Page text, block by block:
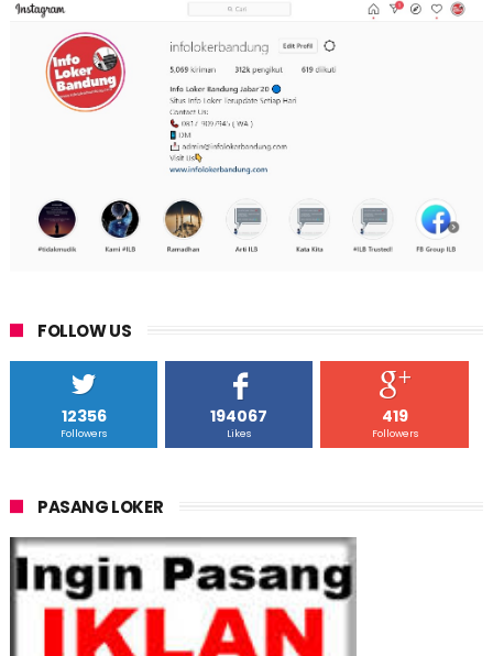
FOLLOW US
12356
Followers
194067
Likes
419
Followers
PASANG LOKER